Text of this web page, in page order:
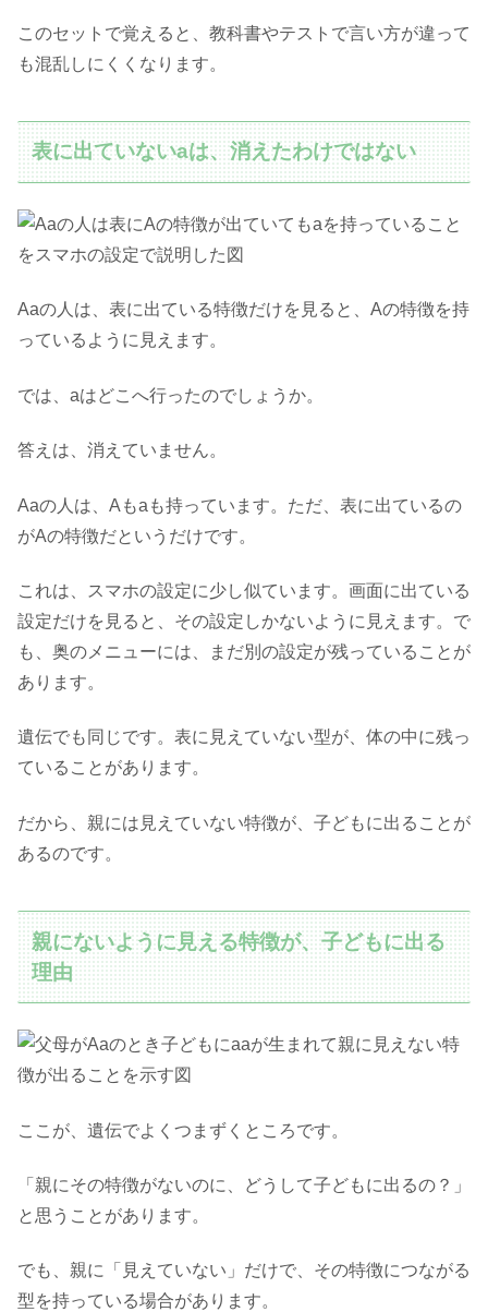
このセットで覚えると、教科書やテストで言い方が違って
も混乱しにくくなります。
表に出ていないaは、消えたわけではない
Aaの人は、表に出ている特徴だけを見ると、Aの特徴を持
っているように見えます。
では、aはどこへ行ったのでしょうか。
答えは、消えていません。
Aaの人は、Aもaも持っています。ただ、表に出ているの
がAの特徴だというだけです。
これは、スマホの設定に少し似ています。画面に出ている
設定だけを見ると、その設定しかないように見えます。で
も、奥のメニューには、まだ別の設定が残っていることが
あります。
遺伝でも同じです。表に見えていない型が、体の中に残っ
ていることがあります。
だから、親には見えていない特徴が、子どもに出ることが
あるのです。
親にないように見える特徴が、子どもに出る
理由
ここが、遺伝でよくつまずくところです。
「親にその特徴がないのに、どうして子どもに出るの？」
と思うことがあります。
でも、親に「見えていない」だけで、その特徴につながる
型を持っている場合があります。